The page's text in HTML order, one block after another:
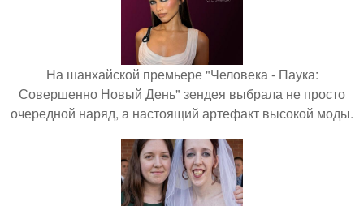
На шанхайской премьере "Человека - Паука:
Совершенно Новый День" зендея выбрала не просто
очередной наряд, а настоящий артефакт высокой моды.